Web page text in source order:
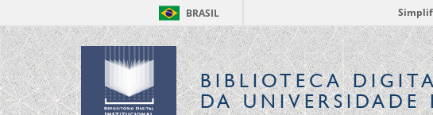
BRASIL
BIBLIOTECA
DA UNIVERSIDADE